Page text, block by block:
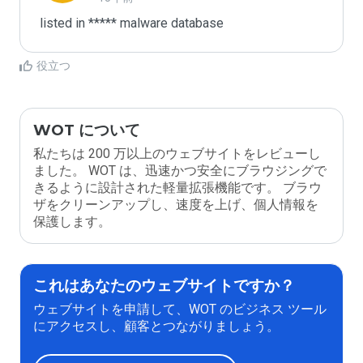
listed in ***** malware database
役立つ
WOT について
私たちは 200 万以上のウェブサイトをレビューし
ました。 WOT は、迅速かつ安全にブラウジングで
きるように設計された軽量拡張機能です。 ブラウ
ザをクリーンアップし、速度を上げ、個人情報を
保護します。
これはあなたのウェブサイトですか？
ウェブサイトを申請して、WOT のビジネス ツール
にアクセスし、顧客とつながりましょう。